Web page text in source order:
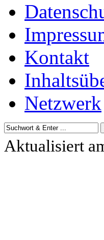
Kontakt
Netzwerk
Aktualisiert